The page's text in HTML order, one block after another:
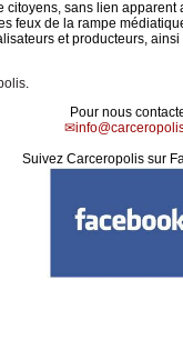
citoyens, sans lien
feux de la rampe
et producteurs,
.
Pour nous
Suivez Carceropolis sur